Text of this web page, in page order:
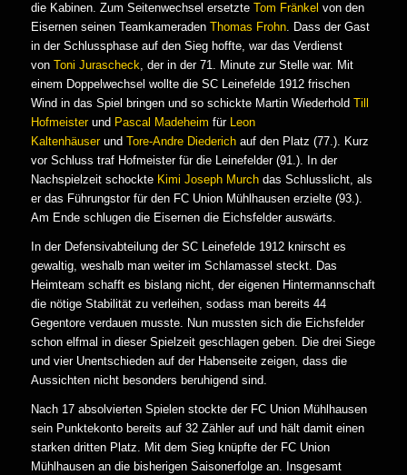
die Kabinen. Zum Seitenwechsel ersetzte Tom Fränkel von den
Eisernen seinen Teamkameraden Thomas Frohn. Dass der Gast
in der Schlussphase auf den Sieg hoffte, war das Verdienst
von Toni Jurascheck, der in der 71. Minute zur Stelle war. Mit
einem Doppelwechsel wollte die SC Leinefelde 1912 frischen
Wind in das Spiel bringen und so schickte Martin Wiederhold Till
Hofmeisterund Pascal Madeheim für Leon
Kaltenhäuserund Tore-Andre Diederichauf den Platz (77.). Kurz
vor Schluss traf Hofmeister für die Leinefelder (91.). In der
Nachspielzeit schockte Kimi Joseph Murchdas Schlusslicht, als
er das Führungstor für den FC Union Mühlhausen erzielte (93.).
Am Ende schlugen die Eisernen die Eichsfelder auswärts.
In der Defensivabteilung der SC Leinefelde 1912 knirscht es
gewaltig, weshalb man weiter im Schlamassel steckt. Das
Heimteam schafft es bislang nicht, der eigenen Hintermannschaft
die nötige Stabilität zu verleihen, sodass man bereits 44
Gegentore verdauen musste. Nun mussten sich die Eichsfelder
schon elfmal in dieser Spielzeit geschlagen geben. Die drei Siege
und vier Unentschieden auf der Habenseite zeigen, dass die
Aussichten nicht besonders beruhigend sind.
Nach 17 absolvierten Spielen stockte der FC Union Mühlhausen
sein Punktekonto bereits auf 32 Zähler auf und hält damit einen
starken dritten Platz. Mit dem Sieg knüpfte der FC Union
Mühlhausen an die bisherigen Saisonerfolge an. Insgesamt